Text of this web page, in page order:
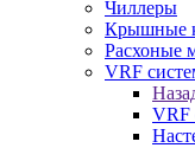
Чиллеры
Крышные
Расхоные
VRF
VRF